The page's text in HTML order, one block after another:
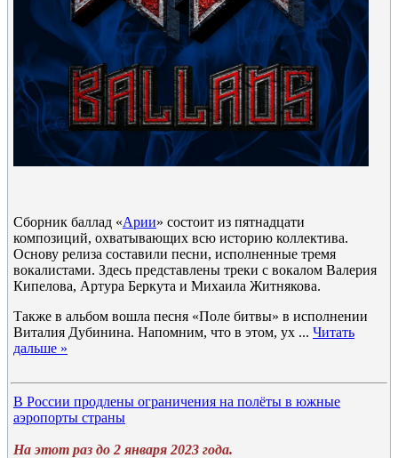
Сборник баллад «Арии» состоит из пятнадцати
композиций, охватывающих всю историю коллектива.
Основу релиза составили песни, исполненные тремя
вокалистами. Здесь представлены треки с вокалом Валерия
Кипелова, Артура Беркута и Михаила Житнякова.
Также в альбом вошла песня «Поле битвы» в исполнении
Виталия Дубинина. Напомним, что в этом, ух ... Читать
дальше »
В России продлены ограничения на полёты в южные
аэропорты страны
На этот раз до 2 января 2023 года.